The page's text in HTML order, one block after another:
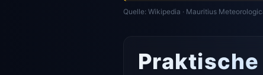
Quelle: Wikipedia · Mauritius